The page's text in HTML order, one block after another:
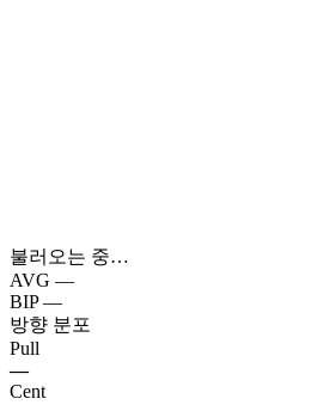
불러오는 중…
AVG —
BIP —
방향 분포
Pull
—
Cent